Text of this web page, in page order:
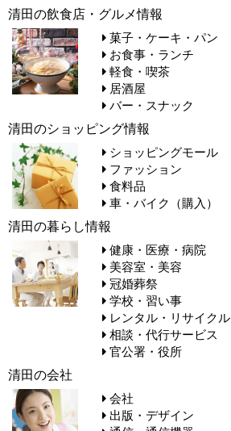
清田の飲食店・グルメ情報
菓子・ケーキ・パン
お食事・ランチ
軽食・喫茶
居酒屋
バー・スナック
清田のショッピング情報
ショッピングモール
ファッション
食料品
車・バイク（購入）
清田の暮らし情報
健康・医療・病院
美容室・美容
冠婚葬祭
学校・習い事
レンタル・リサイクル
相談・代行サービス
官公署・役所
清田の会社
会社
出版・デザイン